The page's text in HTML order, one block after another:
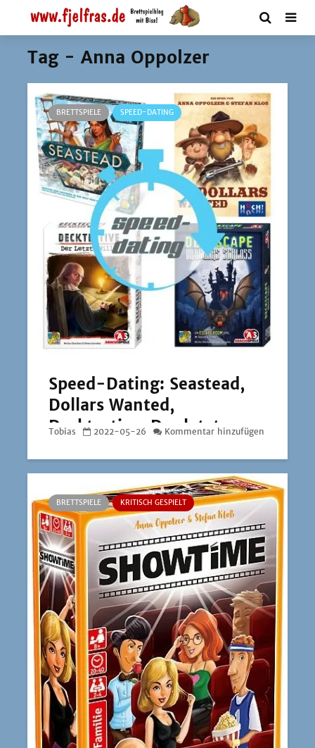
Tag - Anna Oppolzer
BRETTSPIELE SPEED-DATING
Speed-Dating: Seastead,
Dollars Wanted,
Decktective: Der letzte
Draculas Schloss
Tobias 2022-05-26 Kommentar hinzufügen
BRETTSPIELE KRITISCH GESPIELT